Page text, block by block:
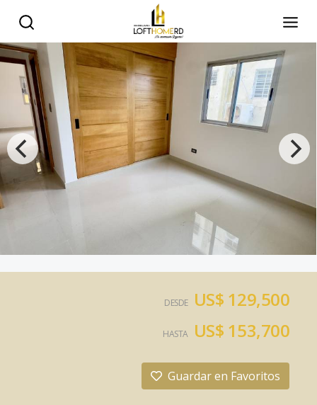
DESDE US$ 129,500
HASTA US$ 153,700
Guardar en Favoritos